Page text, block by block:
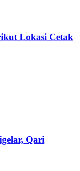
Lokasi Cetak
Qari